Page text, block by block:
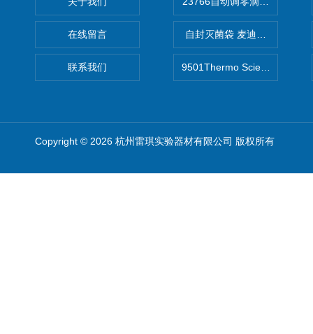
在线留言
联系我们
自封灭菌袋 麦迪康Medicom
9501Thermo Scientific S1移
Copyright © 2026 杭州雷琪实验器材有限公司 版权所有